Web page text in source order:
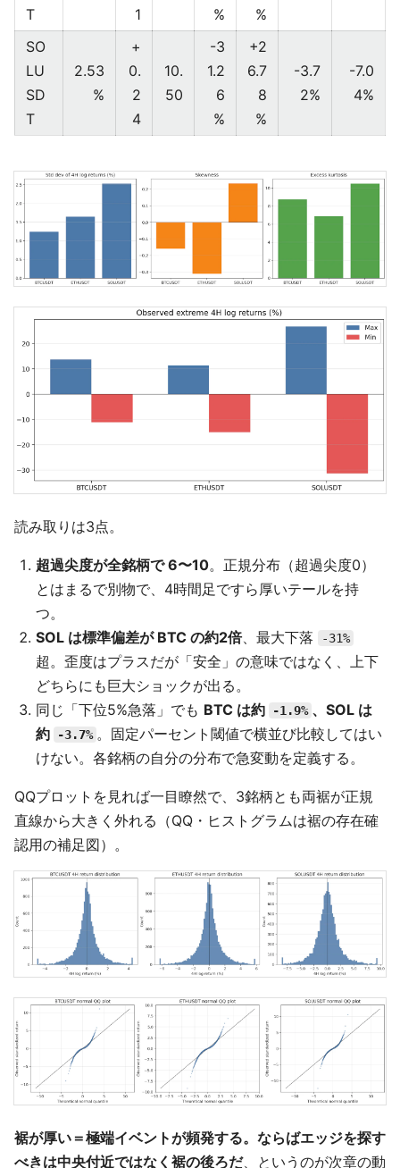
T
1
%
%
SO
LU
SD
T
2.53
%
+
0.
2
4
10.
50
-3
1.2
6
%
+2
6.7
8
%
-3.7
2%
-7.0
4%
読み取りは3点。
超過尖度が全銘柄で 6〜10。正規分布（超過尖度0）
とはまるで別物で、4時間足ですら厚いテールを持
つ。
SOL は標準偏差が BTC の約2倍、最大下落 -31%
超。歪度はプラスだが「安全」の意味ではなく、上下
どちらにも巨大ショックが出る。
同じ「下位5%急落」でも BTC は約 -1.9% 、SOL は
約
-3.7% 。固定パーセント閾値で横並び比較してはい
けない。各銘柄の自分の分布で急変動を定義する。
QQプロットを見れば一目瞭然で、3銘柄とも両裾が正規
直線から大きく外れる（QQ・ヒストグラムは裾の存在確
認用の補足図）。
裾が厚い＝極端イベントが頻発する。ならばエッジを探す
べきは中央付近ではなく裾の後ろだ、というのが次章の動